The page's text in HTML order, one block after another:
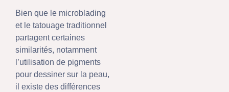
Bien que le microblading
et le tatouage traditionnel
partagent certaines
similarités, notamment
l’utilisation de pigments
pour dessiner sur la peau,
il existe des différences